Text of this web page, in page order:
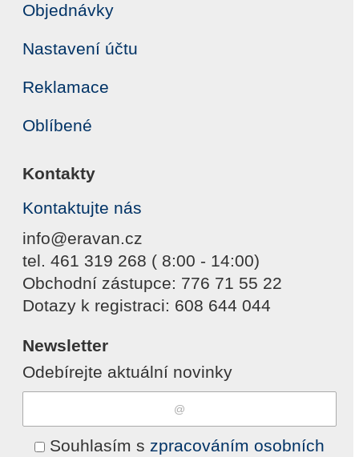
Objednávky
Nastavení účtu
Reklamace
Oblíbené
Kontakty
Kontaktujte nás
info@eravan.cz
tel. 461 319 268 ( 8:00 - 14:00)
Obchodní zástupce: 776 71 55 22
Dotazy k registraci: 608 644 044
Newsletter
Odebírejte aktuální novinky
Souhlasím s zpracováním osobních